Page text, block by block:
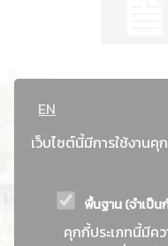
EN
เว็บไซต์นี้มีการใช้งานคุ
พื้นฐาน (จำเป็น
คุกกี้ประเภทนี้มีค
ที่อยู่ :
กรุงเ